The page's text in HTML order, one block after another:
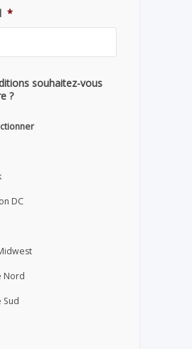
*
souhaitez-vous
?
DC
Nord
Sud